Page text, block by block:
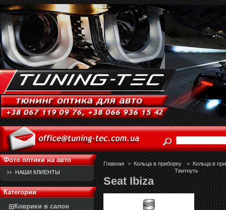
Фото оптики на авто
НАШИ КЛИЕНТЫ
Категории
Коврики в салон
Главная > Кольца в приборку > Кольца в
Твитнуть
Seat Ibiza